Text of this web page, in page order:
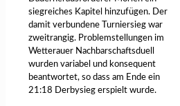
siegreiches Kapitel hinzufügen. Der
damit verbundene Turniersieg war
zweitrangig. Problemstellungen im
Wetterauer Nachbarschaftsduell
wurden variabel und konsequent
beantwortet, so dass am Ende ein
21:18 Derbysieg erspielt wurde.